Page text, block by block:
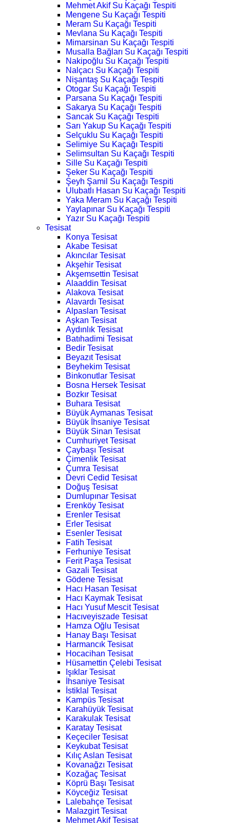
Mehmet Akif Su Kaçağı Tespiti
Mengene Su Kaçağı Tespiti
Meram Su Kaçağı Tespiti
Mevlana Su Kaçağı Tespiti
Mimarsinan Su Kaçağı Tespiti
Musalla Bağları Su Kaçağı Tespiti
Nakipoğlu Su Kaçağı Tespiti
Nalçacı Su Kaçağı Tespiti
Nişantaş Su Kaçağı Tespiti
Otogar Su Kaçağı Tespiti
Parsana Su Kaçağı Tespiti
Sakarya Su Kaçağı Tespiti
Sancak Su Kaçağı Tespiti
Sarı Yakup Su Kaçağı Tespiti
Selçuklu Su Kaçağı Tespiti
Selimiye Su Kaçağı Tespiti
Selimsultan Su Kaçağı Tespiti
Sille Su Kaçağı Tespiti
Şeker Su Kaçağı Tespiti
Şeyh Şamil Su Kaçağı Tespiti
Ulubatlı Hasan Su Kaçağı Tespiti
Yaka Meram Su Kaçağı Tespiti
Yaylapınar Su Kaçağı Tespiti
Yazır Su Kaçağı Tespiti
Tesisat
Konya Tesisat
Akabe Tesisat
Akıncılar Tesisat
Akşehir Tesisat
Akşemsettin Tesisat
Alaaddin Tesisat
Alakova Tesisat
Alavardı Tesisat
Alpaslan Tesisat
Aşkan Tesisat
Aydınlık Tesisat
Batıhadimi Tesisat
Bedir Tesisat
Beyazıt Tesisat
Beyhekim Tesisat
Binkonutlar Tesisat
Bosna Hersek Tesisat
Bozkır Tesisat
Buhara Tesisat
Büyük Aymanas Tesisat
Büyük İhsaniye Tesisat
Büyük Sinan Tesisat
Cumhuriyet Tesisat
Çaybaşı Tesisat
Çimenlik Tesisat
Çumra Tesisat
Devri Cedid Tesisat
Doğuş Tesisat
Dumlupınar Tesisat
Erenköy Tesisat
Erenler Tesisat
Erler Tesisat
Esenler Tesisat
Fatih Tesisat
Ferhuniye Tesisat
Ferit Paşa Tesisat
Gazali Tesisat
Gödene Tesisat
Hacı Hasan Tesisat
Hacı Kaymak Tesisat
Hacı Yusuf Mescit Tesisat
Hacıveyiszade Tesisat
Hamza Oğlu Tesisat
Hanay Başı Tesisat
Harmancık Tesisat
Hocacihan Tesisat
Hüsamettin Çelebi Tesisat
Işıklar Tesisat
İhsaniye Tesisat
İstiklal Tesisat
Kampüs Tesisat
Karahüyük Tesisat
Karakulak Tesisat
Karatay Tesisat
Keçeciler Tesisat
Keykubat Tesisat
Kılıç Aslan Tesisat
Kovanağzı Tesisat
Kozağaç Tesisat
Köprü Başı Tesisat
Köyceğiz Tesisat
Lalebahçe Tesisat
Malazgirt Tesisat
Mehmet Akif Tesisat